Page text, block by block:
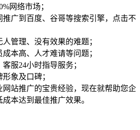
网络市场；
推广到百度、谷哥等搜索引擎，点击不
管理、没有效果的难题；
本高、人才难请等问题；
服24小时指导服务；
象及口碑；
网站推广的宝贵经验，现在就帮助您企
本达到最佳推广效果。